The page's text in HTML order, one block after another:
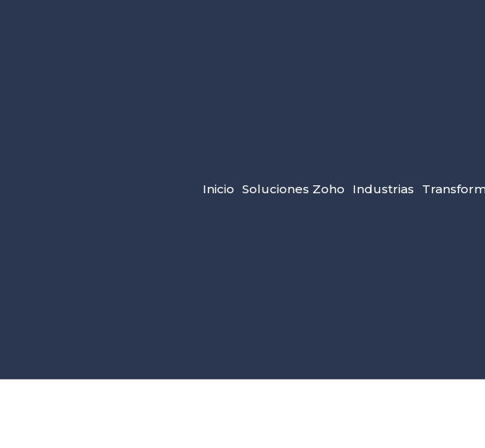
Inicio Soluciones Zoho Industrias